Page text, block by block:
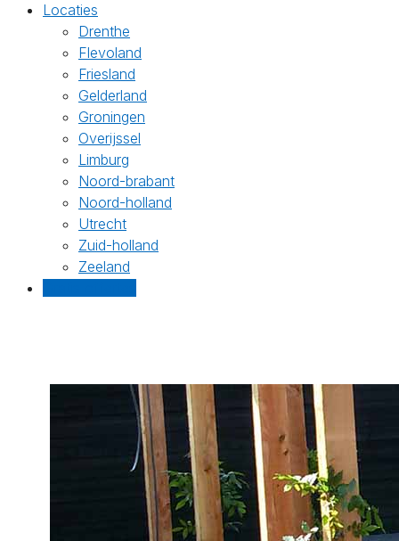
Locaties
Drenthe
Flevoland
Friesland
Gelderland
Groningen
Overijssel
Limburg
Noord-brabant
Noord-holland
Utrecht
Zuid-holland
Zeeland